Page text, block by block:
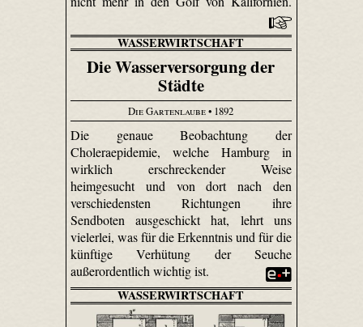
WASSERWIRTSCHAFT
Die Wasserversorgung der
Städte
Die Gartenlaube• 1892
Die genaue Beobachtung der
Choleraepidemie, welche Hamburg in
wirklich erschreckender Weise
heimgesucht und von dort nach den
verschiedensten Richtungen ihre
Sendboten ausgeschickt hat, lehrt uns
vielerlei, was für die Erkenntnis und für die
künftige Verhütung der Seuche
außerordentlich wichtig ist.
WASSERWIRTSCHAFT